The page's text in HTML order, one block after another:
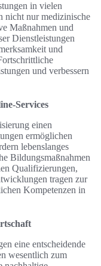
in vielen
nicht nur medizinische
Maßnahmen und
Dienstleistungen
und
und verbessern
Services
einen
ermöglichen
lebenslanges
Bildungsmaßnahmen
Qualifizierungen,
tragen zur
Kompetenzen in
eine entscheidende
wesentlich zum